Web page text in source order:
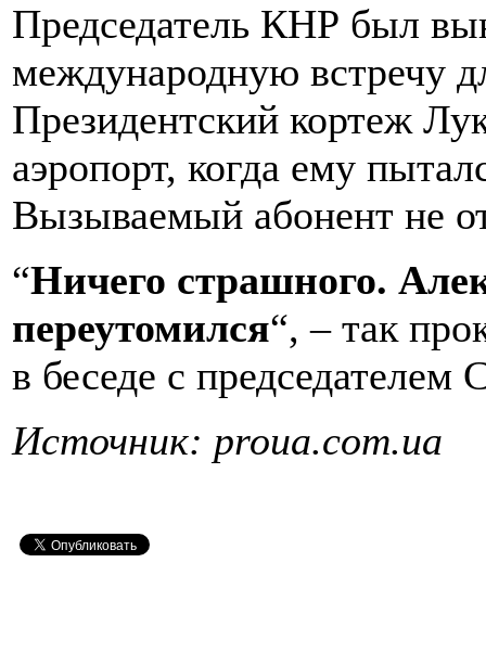
Председатель КНР был
международную встречу
Президентский кортеж
аэропорт, когда ему
Вызываемый абонент не
“Ничего страшного.
переутомился“, – так
в беседе с председателем
Источник: proua.com.ua